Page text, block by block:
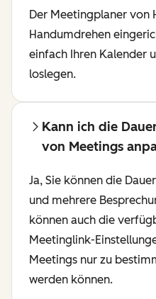
Der Meetingplaner von
Handumdrehen
einfach Ihren Kalender
loslegen.
Kann ich die
von Meetings
Ja, Sie können die
und mehrere
können auch die
Meetinglink-
Meetings nur zu
werden können.